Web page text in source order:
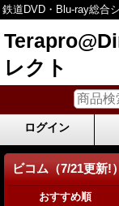
鉄道DVD・Blu-ray総合
レクト
ログイン
ビコム（7/21更新!）
おすすめ順